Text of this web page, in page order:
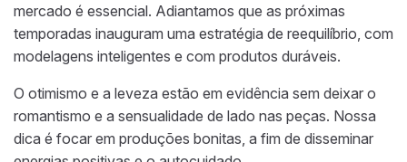
mercado é essencial. Adiantamos que as próximas
temporadas inauguram uma estratégia de reequilíbrio, com
modelagens inteligentes e com produtos duráveis.
O otimismo e a leveza estão em evidência sem deixar o
romantismo e a sensualidade de lado nas peças. Nossa
dica é focar em produções bonitas, a fim de disseminar